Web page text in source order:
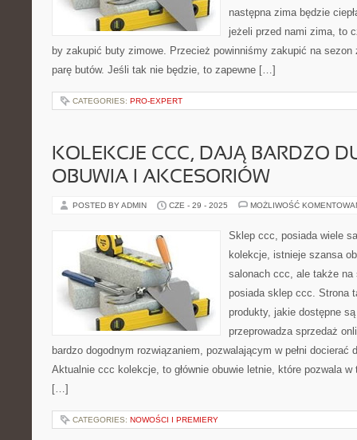
następna zima będzie
jeżeli przed nami zima, to
by zakupić buty zimowe. Przecież powinniśmy zakupić na sezon
parę butów. Jeśli tak nie będzie, to zapewne […]
CATEGORIES: PRO-EXPERT
KOLEKCJE CCC, DAJĄ BARDZO
OBUWIA I AKCESORIÓW
POSTED BY ADMIN CZE - 29 - 2025 MOŻLIWOŚĆ
Sklep ccc, posiada wiele
kolekcje, istnieje szansa
salonach ccc, ale także na
posiada sklep ccc. Strona
produkty, jakie dostępne
przeprowadza sprzedaż
bardzo dogodnym rozwiązaniem, pozwalającym w pełni docierać
Aktualnie ccc kolekcje, to głównie obuwie letnie, które pozwala
[…]
CATEGORIES: NOWOŚCI I PREMIERY